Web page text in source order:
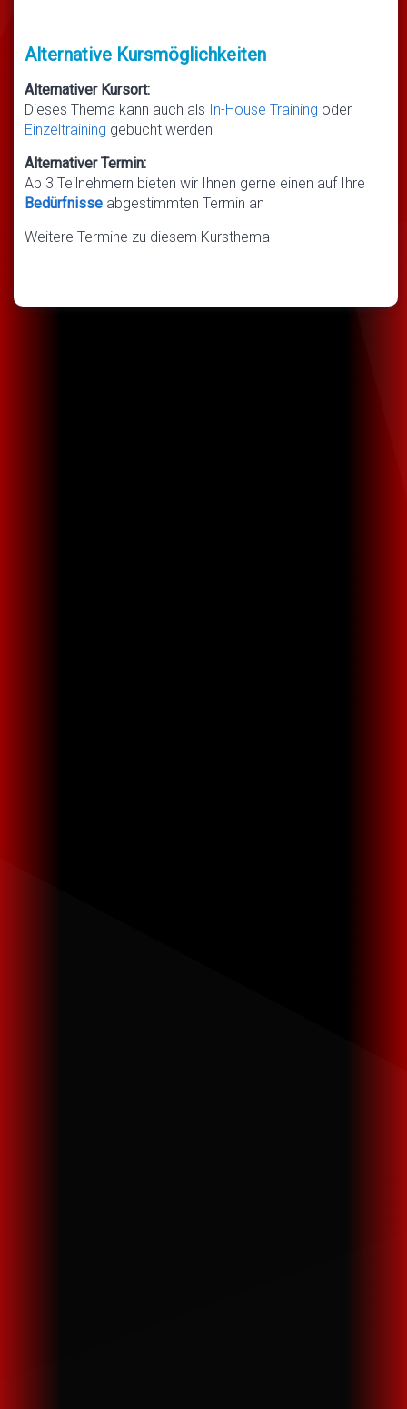
Alternative Kursmöglichkeiten
Alternativer Kursort:
Dieses Thema kann auch als In-House Training oder
Einzeltraining gebucht werden
Alternativer Termin:
Ab 3 Teilnehmern bieten wir Ihnen gerne einen auf Ihre
Bedürfnisse abgestimmten Termin an
Weitere Termine zu diesem Kursthema